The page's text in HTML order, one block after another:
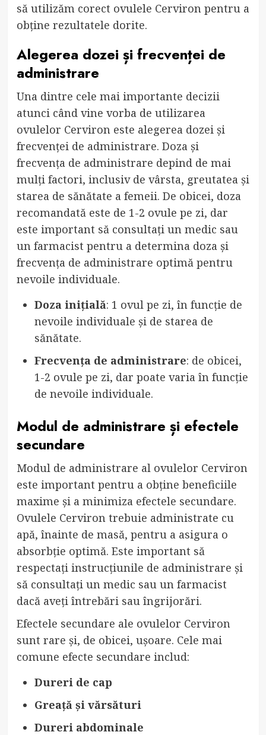
să utilizăm corect ovulele Cerviron pentru a
obține rezultatele dorite.
Alegerea dozei și frecvenței de
administrare
Una dintre cele mai importante decizii
atunci când vine vorba de utilizarea
ovulelor Cerviron este alegerea dozei și
frecvenței de administrare. Doza și
frecvența de administrare depind de mai
mulți factori, inclusiv de vârsta, greutatea și
starea de sănătate a femeii. De obicei, doza
recomandată este de 1-2 ovule pe zi, dar
este important să consultați un medic sau
un farmacist pentru a determina doza și
frecvența de administrare optimă pentru
nevoile individuale.
Doza inițială: 1 ovul pe zi, în funcție de
nevoile individuale și de starea de
sănătate.
Frecvența de administrare: de obicei,
1-2 ovule pe zi, dar poate varia în funcție
de nevoile individuale.
Modul de administrare și efectele
secundare
Modul de administrare al ovulelor Cerviron
este important pentru a obține beneficiile
maxime și a minimiza efectele secundare.
Ovulele Cerviron trebuie administrate cu
apă, înainte de masă, pentru a asigura o
absorbție optimă. Este important să
respectați instrucțiunile de administrare și
să consultați un medic sau un farmacist
dacă aveți întrebări sau îngrijorări.
Efectele secundare ale ovulelor Cerviron
sunt rare și, de obicei, ușoare. Cele mai
comune efecte secundare includ:
Dureri de cap
Greață și vărsături
Dureri abdominale